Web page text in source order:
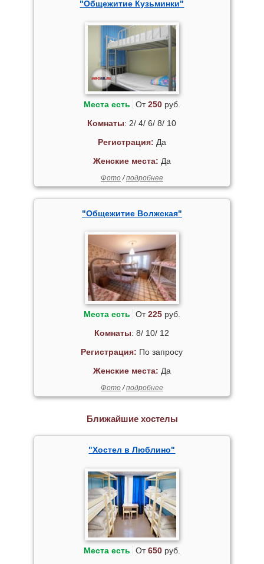
"Общежитие Кузьминки"
Места есть От250руб.
Комнаты: 2/ 4/ 6/ 8/ 10
Регистрация: Да
Женские места: Да
Фото/подробнее
"Общежитие Волжская"
Места есть От225руб.
Комнаты: 8/ 10/ 12
Регистрация: По запросу
Женские места: Да
Фото/подробнее
Ближайшие хостелы
"Хостел в Люблино"
Места есть От650руб.